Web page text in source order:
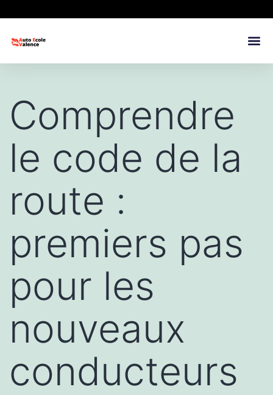
Comprendre
le code de la
route :
premiers pas
pour les
nouveaux
conducteurs